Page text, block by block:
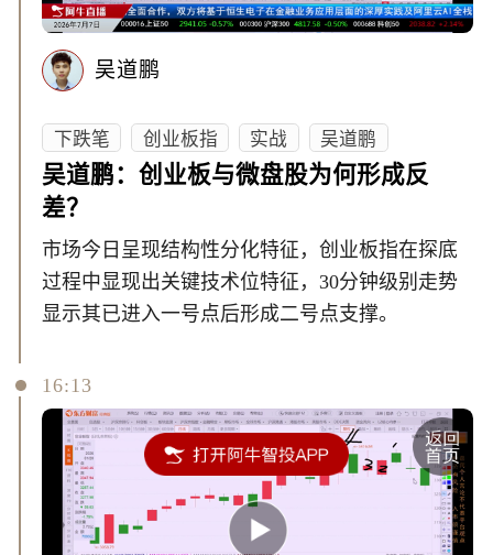
吴道鹏
下跌笔 创业板指 实战
吴道鹏
吴道鹏：创业板与微盘股为何形成反
差？
市场今日呈现结构性分化特征，创业板指在探底
过程中显现出关键技术位特征，30分钟级别走势
显示其已进入一号点后形成二号点支撑。
16:13